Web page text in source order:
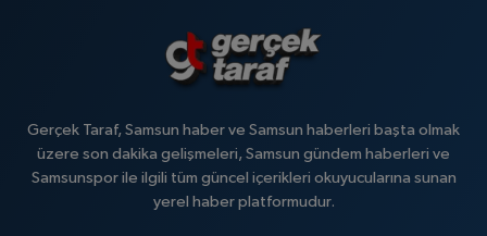
Gerçek Taraf, Samsun haber ve Samsun haberleri başta olmak
üzere son dakika gelişmeleri, Samsun gündem haberleri ve
Samsunspor ile ilgili tüm güncel içerikleri okuyucularına sunan
yerel haber platformudur.